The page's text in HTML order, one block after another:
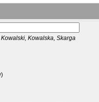
Kowalska, Skarga